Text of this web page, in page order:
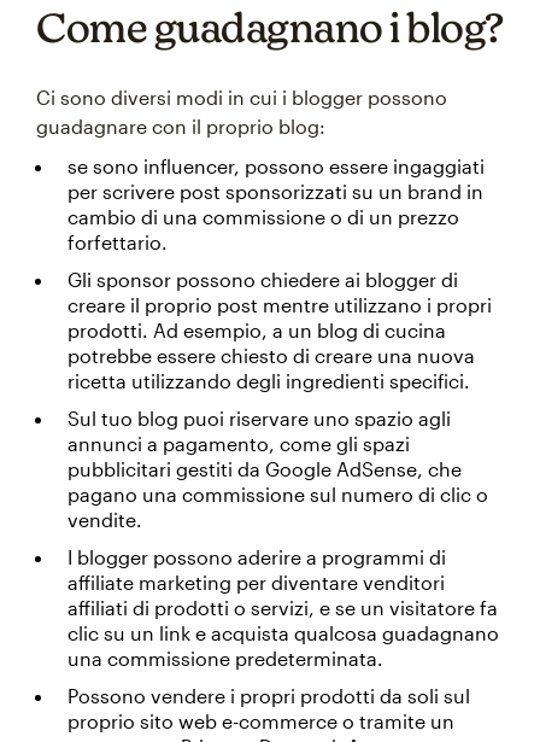
Come guadagnano i blog?
Ci sono diversi modi in cui i blogger possono
guadagnare con il proprio blog:
se sono influencer, possono essere ingaggiati
per scrivere post sponsorizzati su un brand in
cambio di una commissione o di un prezzo
forfettario.
Gli sponsor possono chiedere ai blogger di
creare il proprio post mentre utilizzano i propri
prodotti. Ad esempio, a un blog di cucina
potrebbe essere chiesto di creare una nuova
ricetta utilizzando degli ingredienti specifici.
Sul tuo blog puoi riservare uno spazio agli
annunci a pagamento, come gli spazi
pubblicitari gestiti da Google AdSense, che
pagano una commissione sul numero di clic o
vendite.
I blogger possono aderire a programmi di
affiliate marketing per diventare venditori
affiliati di prodotti o servizi, e se un visitatore fa
clic su un link e acquista qualcosa guadagnano
una commissione predeterminata.
Possono vendere i propri prodotti da soli sul
proprio sito web e-commerce o tramite un